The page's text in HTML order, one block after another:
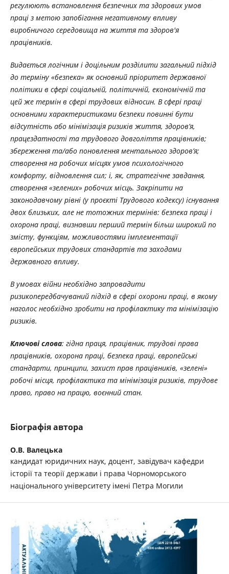
регулюють встановлення безпечних та здорових умов
праці з метою запобігання негативному впливу
виробничого середовища на життя та здоров'я
працівників.
Видається логічним і доцільним розділити загальний підхід
до терміну «безпека» як основний пріоритет державної
політики в сфері соціальній, політичній, економічній та
цей же термін в сфері трудових відносин. В сфері праці
основними характеристиками безпеки повинні бути
відсутність або мінімізація ризиків життя, здоров’я,
працездатності та трудового довголіття працівників;
збереження та/або поновлення ментального здоров’я;
створення на робочих місцях умов психологічного
комфорту, відновлення сил; і, як, стратегічне завдання,
створення «зелених» робочих місць. Закріпити на
законодавчому рівні (у проєкті Трудового кодексу) існування
двох близьких, але не тотожних термінів: безпека праці і
охорона праці, визнавши перший термін більш широкий по
змісту, функціям, можливостями імплементації
європейських трудових стандартів та заходами
державного впливу.
В умовах війни необхідно запровадити
ризикопередбачуваний підхід в сфері охорони праці, в якому
наголос необхідно зробити на профілактику та мінімізацію
ризиків.
Ключові слова: гідна праця, працівник, трудові права
працівників, охорона праці, безпека праці, європейські
стандарти, принципи, захист прав працівників, «зелені»
робочі місця, профілактика та мінімізація ризиків, трудове
право, право на працю, воєнний стан.
Біографія автора
О.В. Валецька
кандидат юридичних наук, доцент, завідувач кафедри
історії та теорії держави і права Чорноморського
національного університету імені Петра Могили